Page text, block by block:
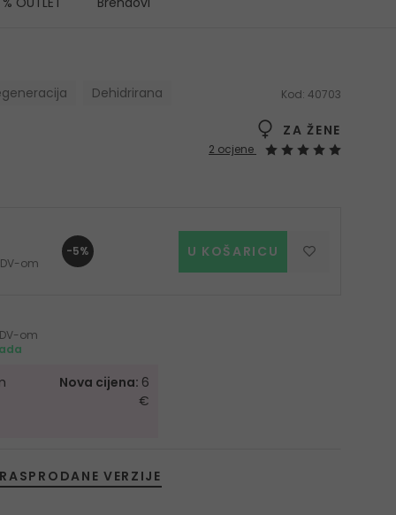
Dehidrirana Kod: 40703
ZA ŽENE
2 ocjene
om
-5% U KOŠARICU
om
Nova cijena: 6
€
VERZIJE